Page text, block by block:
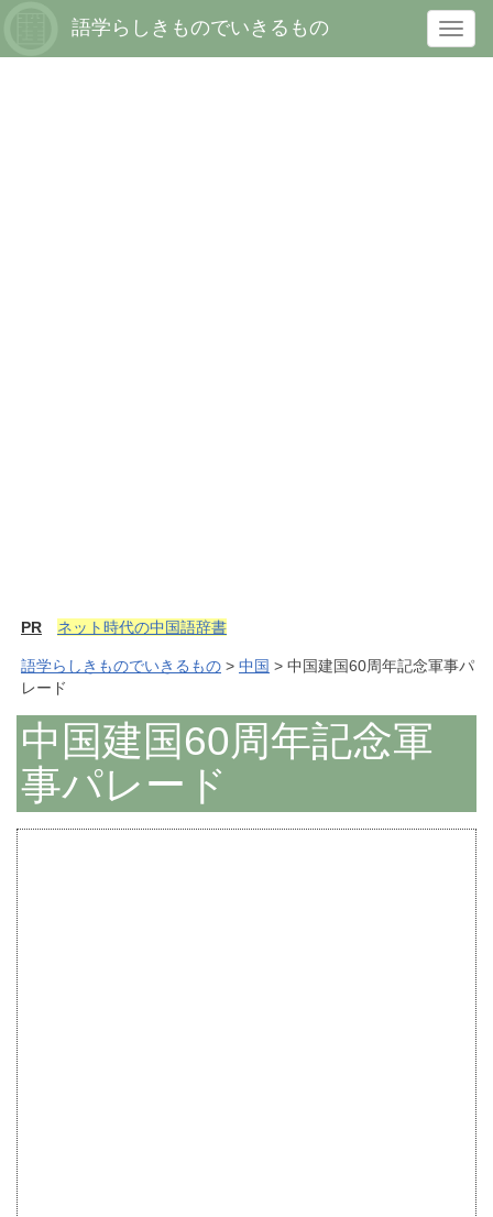
T
o
語学らしきものでいきるもの
PR ネット時代の中国語辞書
語学らしきものでいきるもの > 中国 > 中国建国60周年記念軍事パ
レード
中国建国60周年記念軍
事パレード